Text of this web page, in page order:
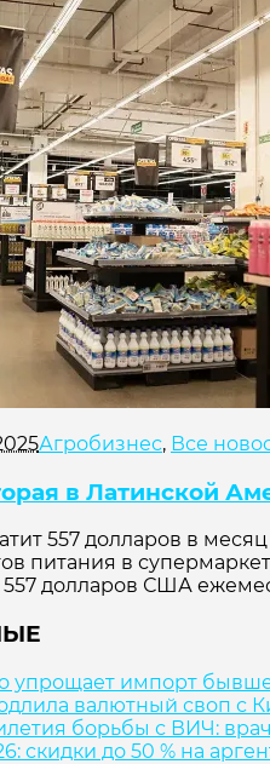
Агробизнес, Все
в Латинской
557 долларов в
питания в
557 долларов США
упрощает импорт
валютный своп с
борьбы с ВИЧ:
скидки до 50 % на